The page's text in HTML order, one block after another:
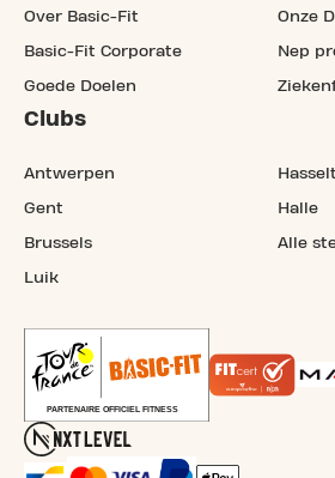
Over Basic-Fit
Basic-Fit Corporate
Goede Doelen
Onze
Nep
Clubs
Antwerpen
Gent
Brussels
Luik
Hasselt
Halle
Alle